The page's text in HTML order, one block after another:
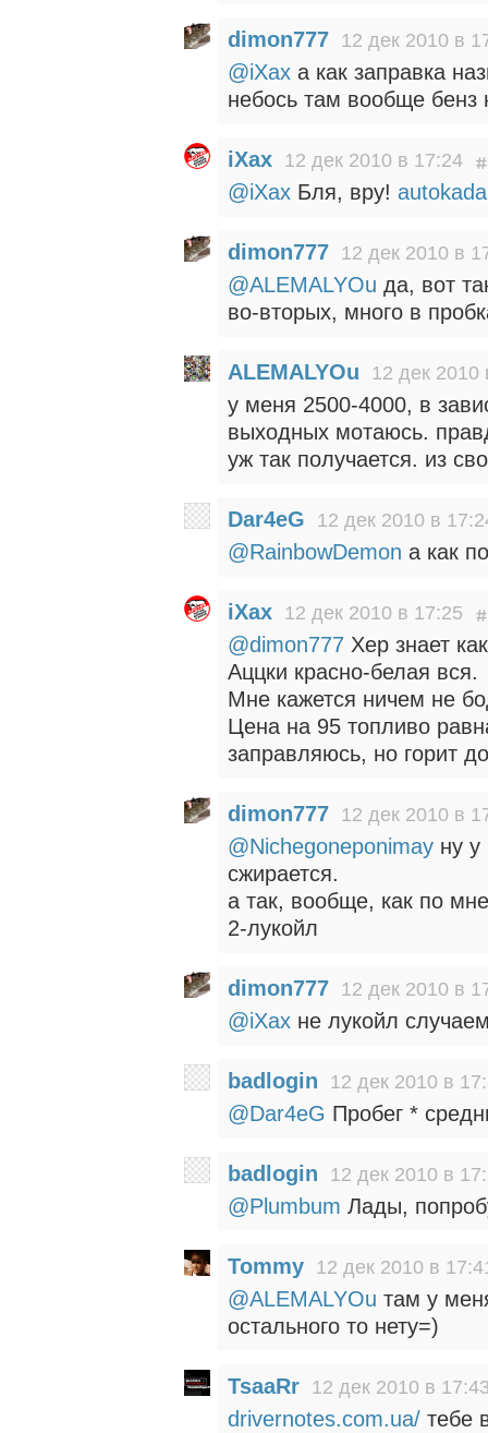
dimon777 12 дек 2010 в
@iXax а как заправка
небось там вообще
iXax 12 дек 2010 в 17:24
@iXax Бля, вру!
dimon777 12 дек 2010 в
@ALEMALYOu да, вот
во-вторых, много в
ALEMALYOu 12 дек 2010
у меня 2500-4000, в
выходных мотаюсь.
уж так получается. из
Dar4eG 12 дек 2010 в
@RainbowDemon а как
iXax 12 дек 2010 в 17:25
@dimon777 Хер знает
Аццки красно-белая вся.
Мне кажется ничем не
Цена на 95 топливо
заправляюсь, но горит
dimon777 12 дек 2010 в
@Nichegoneponimay ну у
сжирается.
а так, вообще, как по
2-лукойл
dimon777 12 дек 2010 в
@iXax не лукойл
badlogin 12 дек 2010 в
@Dar4eG Пробег *
badlogin 12 дек 2010 в
@Plumbum Лады,
Tommy 12 дек 2010 в
@ALEMALYOu там у
остального то нету=)
TsaaRr 12 дек 2010 в
drivernotes.com.ua/ тебе